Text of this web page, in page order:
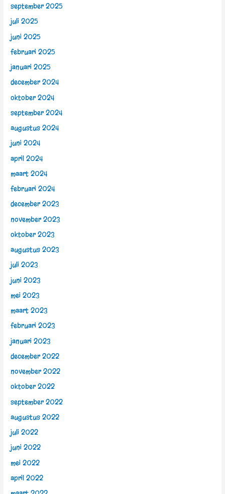
september 2025
juli 2025
juni 2025
februari 2025
januari 2025
december 2024
oktober 2024
september 2024
augustus 2024
juni 2024
april 2024
maart 2024
februari 2024
december 2023
november 2023
oktober 2023
augustus 2023
juli 2023
juni 2023
mei 2023
maart 2023
februari 2023
januari 2023
december 2022
november 2022
oktober 2022
september 2022
augustus 2022
juli 2022
juni 2022
mei 2022
april 2022